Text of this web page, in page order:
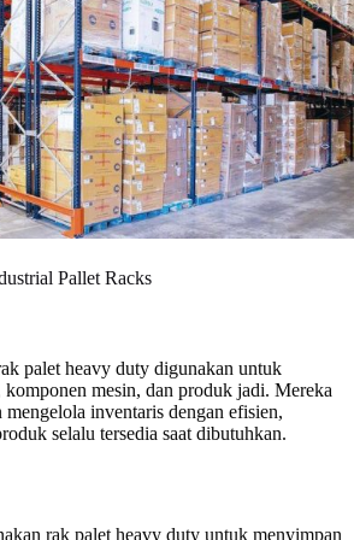
Pallet Racks
palet heavy duty digunakan untuk
mesin, dan produk jadi. Mereka
mengelola inventaris dengan efisien,
selalu tersedia saat dibutuhkan.
rak palet heavy duty untuk menyimpan